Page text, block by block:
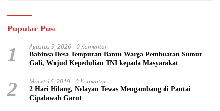
Popular Post
1 Agustus 9, 2026 0 Komentar
Babinsa Desa Tempuran Bantu Warga Pembuatan Sumur
Gali, Wujud Kepedulian TNI kepada Masyarakat
2 Maret 16, 2019 0 Komentar
2 Hari Hilang, Nelayan Tewas Mengambang di Pantai
Cipalawah Garut